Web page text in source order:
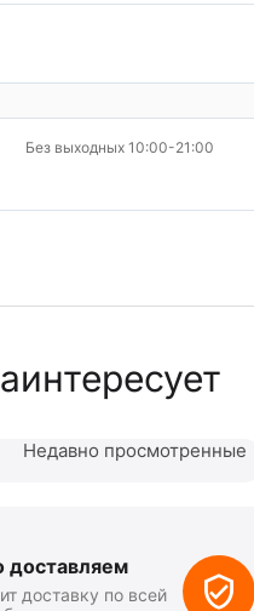
Без выходных 10:00-21:00
Недавно просмотренные
доставляем
доставку по всей